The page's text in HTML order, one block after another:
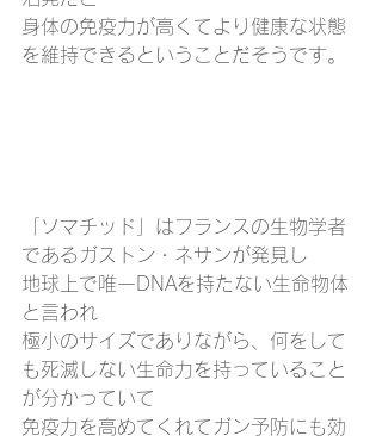
身体の免疫力が高くてより健康な状態
を維持できるということだそうです。
「ソマチッド」はフランスの生物学者
であるガストン・ネサンが発見し
地球上で唯一DNAを持たない生命物体
と言われ
極小のサイズでありながら、何をして
も死滅しない生命力を持っていること
が分かっていて
免疫力を高めてくれてガン予防にも効